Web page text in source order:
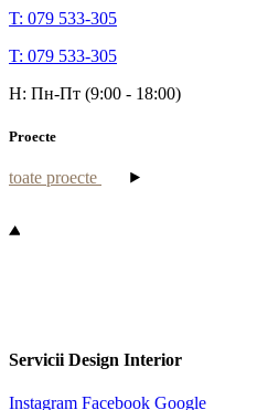
T: 079 533-305
T: 079 533-305
H: Пн-Пт (9:00 - 18:00)
Proecte
toate proecte
Servicii Design Interior
Instagram Facebook Google